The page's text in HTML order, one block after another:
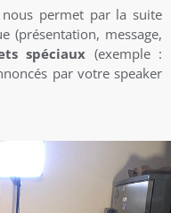
permet par la suite
(présentation, message,
spéciaux (exemple :
par votre speaker